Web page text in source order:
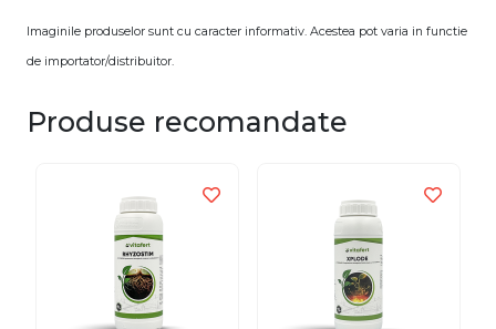
Imaginile produselor sunt cu caracter informativ. Acestea pot varia in functie
de importator/distribuitor.
Produse recomandate